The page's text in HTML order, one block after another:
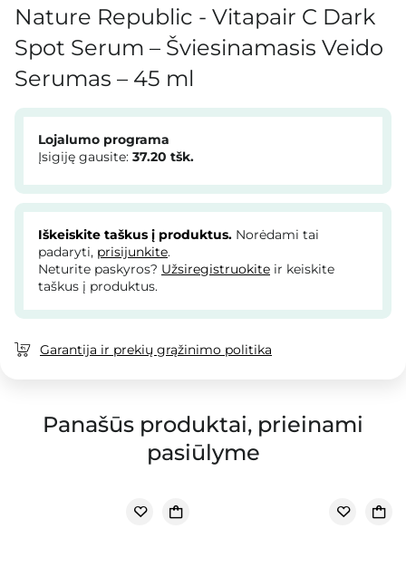
Nature Republic - Vitapair C Dark
Spot Serum – Šviesinamasis Veido
Serumas – 45 ml
Lojalumo programa
Įsigiję gausite: 37.20 tšk.
Iškeiskite taškus į produktus. Norėdami tai
padaryti, prisijunkite.
Neturite paskyros? Užsiregistruokite ir keiskite
taškus į produktus.
Garantija ir prekių grąžinimo politika
Panašūs produktai, prieinami
pasiūlyme